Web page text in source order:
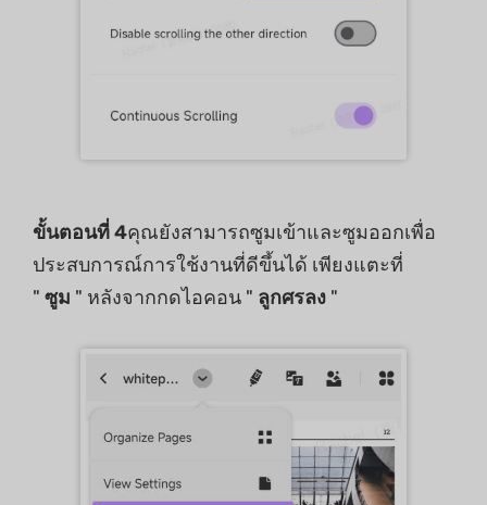
ขั้นตอนที่ 4คุณยังสามารถซูมเข้าและซูมออกเพื่อ
ประสบการณ์การใช้งานที่ดีขึ้นได้ เพียงแตะที่
" ซูม " หลังจากกดไอคอน " ลูกศรลง "